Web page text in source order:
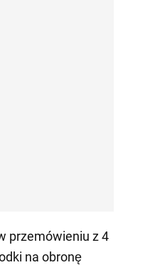
przemówieniu z 4
na obronę